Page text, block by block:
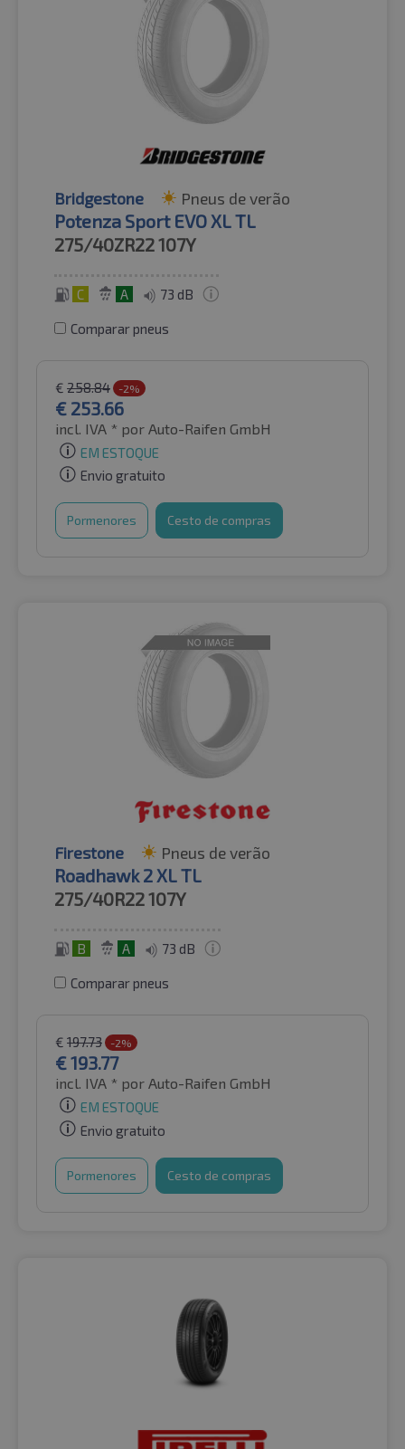
Bridgestone Pneus de verão
Potenza Sport EVO XL TL
275/40ZR22107Y
C A 73 dB
Comparar pneus
€ 258.84 -2%
€ 253.66
incl. IVA * por Auto-Raifen GmbH
EM ESTOQUE
Envio gratuito
Pormenores Cesto de compras
Firestone Pneus de verão
Roadhawk 2 XL TL
275/40R22107Y
B A 73 dB
Comparar pneus
€ 197.73 -2%
€193.77
incl. IVA * por Auto-Raifen GmbH
EM ESTOQUE
Envio gratuito
Pormenores Cesto de compras